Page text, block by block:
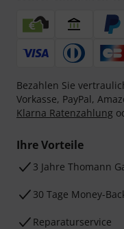
Bezahlen Sie
Vorkasse, PayPal,
Klarna Ratenzahlung
Ihre Vorteile
3 Jahre Thomann
30 Tage Money-
Reparaturservice